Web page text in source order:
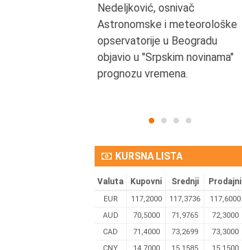
Nedeljković, osnivač
Astronomske i meteorološke
opservatorije u Beogradu
objavio u "Srpskim novinama"
prognozu vremena.
KURSNA LISTA
Valuta Kupovni Srednji Prodajni
EUR 117,2000 117,3736
117,6000
AUD
70,5000 71,9765
72,3000
CAD
71,4000 73,2699
73,3000
CNY
14,7000 15,1585 15,1500